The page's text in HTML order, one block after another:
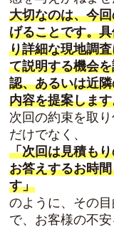
大切なのは、今
げることです。
り詳細な現地調
て説明する機会
認、あるいは近
内容を提案しま
次回の約束を取
だけでなく、
「次回は見積も
お答えするお時
す」
のように、その
で、お客様の不